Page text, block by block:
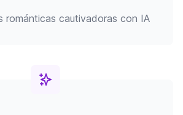
románticas cautivadoras con IA